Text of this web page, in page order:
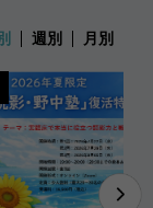
週別 月別